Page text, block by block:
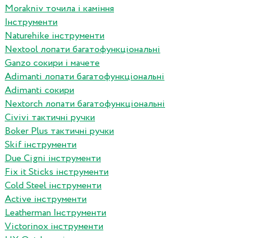
Morakniv точила і каміння
Інструменти
Naturehike інструменти
Nextool лопати багатофункціональні
Ganzo сокири і мачете
Adimanti лопати багатофункціональні
Adimanti сокири
Nextorch лопати багатофункціональні
Сivivi тактичні ручки
Boker Plus тактичні ручки
Skif інструменти
Due Cigni інструменти
Fix it Sticks інструменти
Сold Steel інструменти
Active інструменти
Leatherman Інструменти
Victorinox інструменти